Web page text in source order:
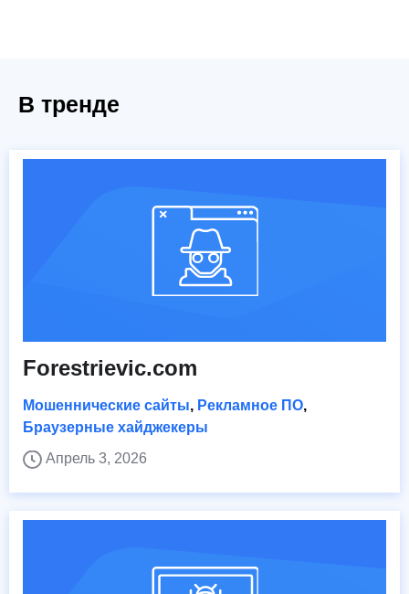
В тренде
Forestrievic.com
Мошеннические сайты, Рекламное ПО,
Браузерные хайджекеры
Апрель 3, 2026